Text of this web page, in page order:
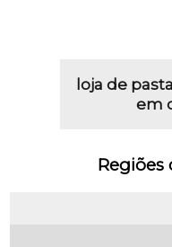
loja de
em